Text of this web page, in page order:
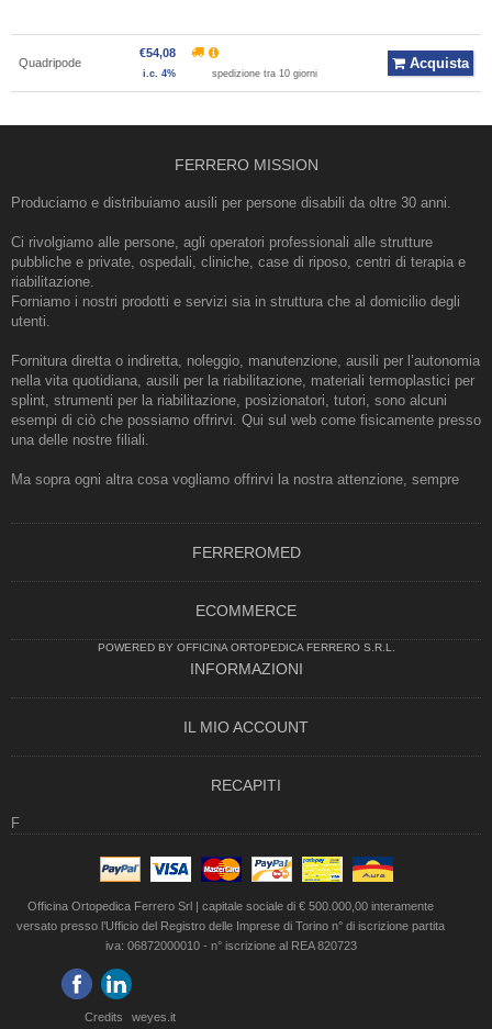
Quadripode
€54,08
i.c. 4% spedizione tra 10 giorni
Acquista
FERRERO MISSION
Produciamo e distribuiamo ausili per persone disabili da oltre 30 anni.
Ci rivolgiamo alle persone, agli operatori professionali alle strutture
pubbliche e private, ospedali, cliniche, case di riposo, centri di terapia e
riabilitazione.
Forniamo i nostri prodotti e servizi sia in struttura che al domicilio degli
utenti.
Fornitura diretta o indiretta, noleggio, manutenzione, ausili per l’autonomia
nella vita quotidiana, ausili per la riabilitazione, materiali termoplastici per
splint, strumenti per la riabilitazione, posizionatori, tutori, sono alcuni
esempi di ciò che possiamo offrirvi. Qui sul web come fisicamente presso
una delle nostre filiali.
Ma sopra ogni altra cosa vogliamo offrirvi la nostra attenzione, sempre
FERREROMED
ECOMMERCE
POWERED BY OFFICINA ORTOPEDICA FERRERO S.R.L.
INFORMAZIONI
IL MIO ACCOUNT
RECAPITI
F
Officina Ortopedica Ferrero Srl | capitale sociale di € 500.000,00 interamente
versato presso l’Ufficio del Registro delle Imprese di Torino n° di iscrizione partita
iva: 06872000010 - n° iscrizione al REA 820723
Credits weyes.it